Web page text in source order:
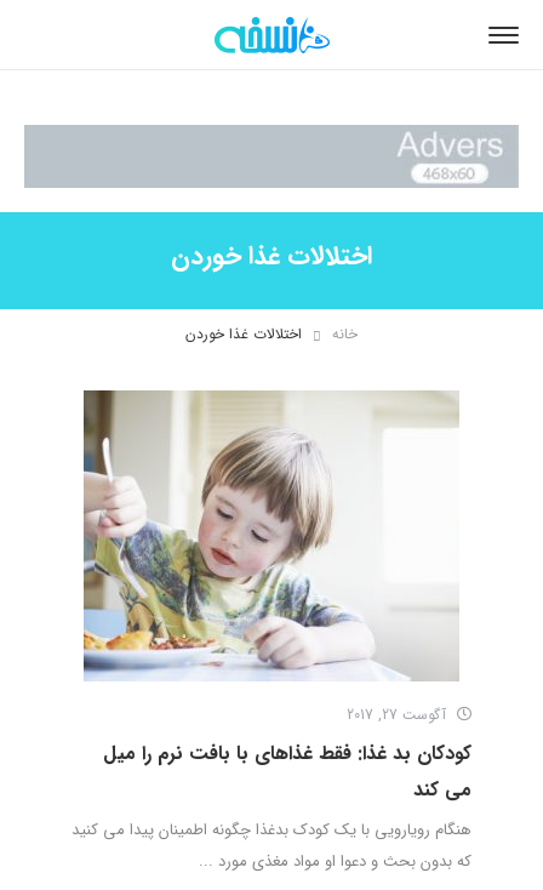
اختلالات غذا خوردن
خانه اختلالات غذا خوردن
آگوست 27, 2017
کودکان بد غذا: فقط غذاهای با بافت نرم را میل
می کند
هنگام رویارویی با یک کودک بدغذا چگونه اطمینان پیدا می کنید
که بدون بحث و دعوا او مواد مغذی مورد ...